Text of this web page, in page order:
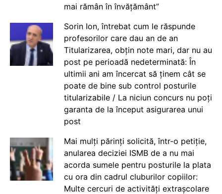
mai rămân în învățământ”
Sorin Ion, întrebat cum le răspunde
profesorilor care dau an de an
Titularizarea, obțin note mari, dar nu au
post pe perioadă nedeterminată: În
ultimii ani am încercat să ținem cât se
poate de bine sub control posturile
titularizabile / La niciun concurs nu poți
garanta de la început asigurarea unui
post
Mai mulți părinți solicită, într-o petiție,
anularea deciziei ISMB de a nu mai
acorda sumele pentru posturile la plata
cu ora din cadrul cluburilor copiilor:
Multe cercuri de activități extrașcolare